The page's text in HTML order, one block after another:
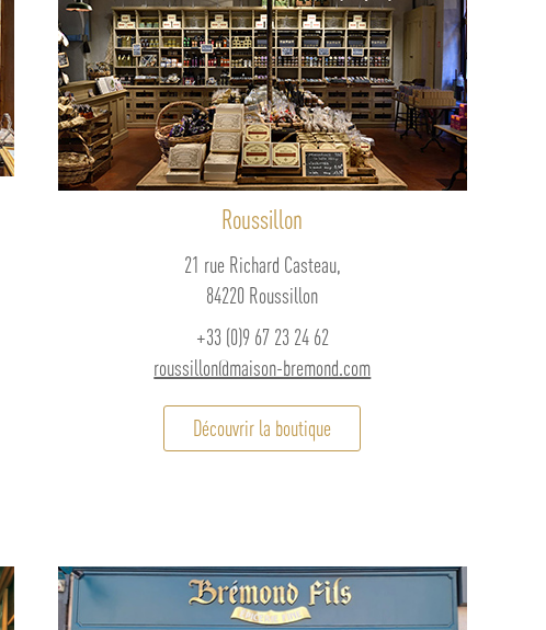
Roussillon
21 rue Richard Casteau,
84220 Roussillon
+33 (0)9 67 23 24 62
roussillon@maison-bremond.com
Découvrir la boutique